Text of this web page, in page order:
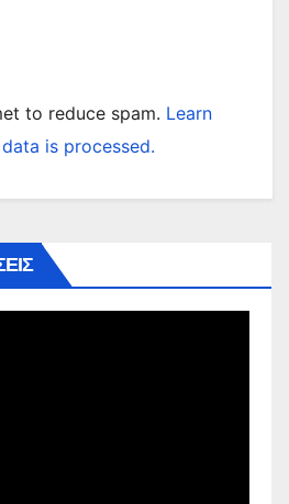
to reduce spam. Learn
is processed.